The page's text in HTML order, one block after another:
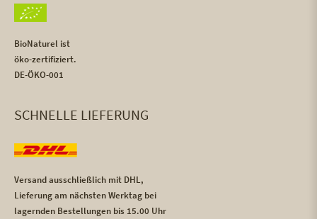
BioNaturel ist
öko-zertifiziert.
DE-ÖKO-001
SCHNELLE LIEFERUNG
Versand ausschließlich mit DHL,
Lieferung am nächsten Werktag bei
lagernden Bestellungen bis 15.00 Uhr